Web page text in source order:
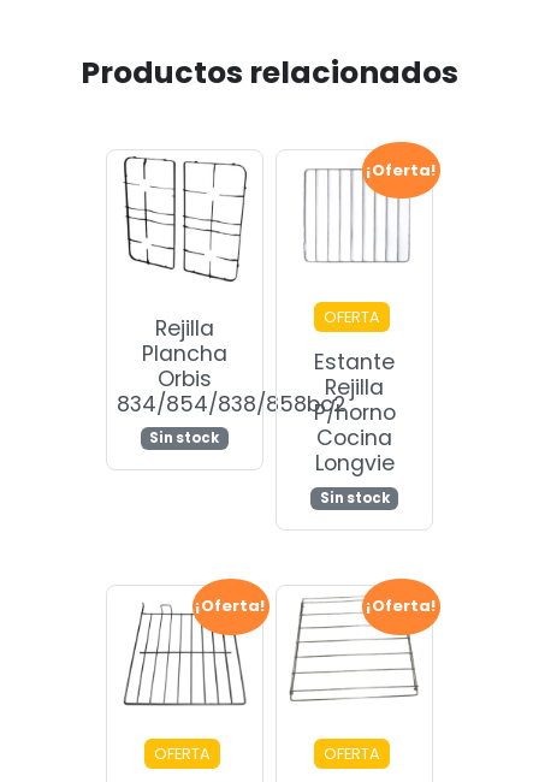
Productos relacionados
Rejilla
Plancha
Orbis
834/854/838/858bc2
Sin stock
¡Oferta!
OFERTA
Estante
Rejilla
P/horno
Cocina
Longvie
Sin stock
¡Oferta!
OFERTA
¡Oferta!
OFERTA